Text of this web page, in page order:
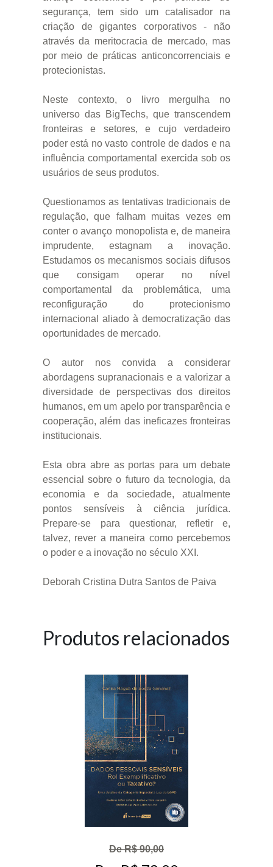
segurança, tem sido um catalisador na
criação de gigantes corporativos - não
através da meritocracia de mercado, mas
por meio de práticas anticoncorrenciais e
protecionistas.
Neste contexto, o livro mergulha no
universo das BigTechs, que transcendem
fronteiras e setores, e cujo verdadeiro
poder está no vasto controle de dados e na
influência comportamental exercida sob os
usuários de seus produtos.
Questionamos as tentativas tradicionais de
regulação, que falham muitas vezes em
conter o avanço monopolista e, de maneira
imprudente, estagnam a inovação.
Estudamos os mecanismos sociais difusos
que consigam operar no nível
comportamental da problemática, uma
reconfiguração do protecionismo
internacional aliado à democratização das
oportunidades de mercado.
O autor nos convida a considerar
abordagens supranacionais e a valorizar a
diversidade de perspectivas dos direitos
humanos, em um apelo por transparência e
cooperação, além das ineficazes fronteiras
institucionais.
Esta obra abre as portas para um debate
essencial sobre o futuro da tecnologia, da
economia e da sociedade, atualmente
pontos sensíveis à ciência jurídica.
Prepare-se para questionar, refletir e,
talvez, rever a maneira como percebemos
o poder e a inovação no século XXI.
Deborah Cristina Dutra Santos de Paiva
Produtos relacionados
De R$ 90,00